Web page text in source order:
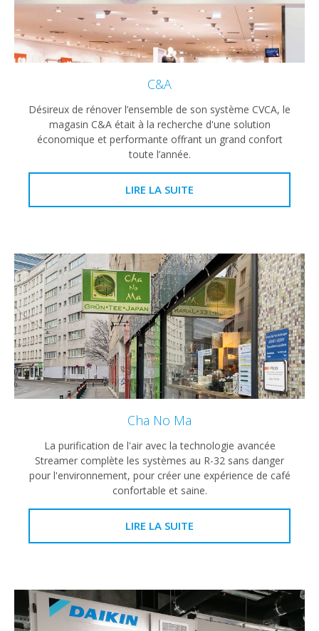
C&A
Désireux de rénover l’ensemble de son système CVCA, le
magasin C&A était à la recherche d'une solution
économique et performante offrant un grand confort
toute l’année.
LIRE LA SUITE
Cha No Ma
La purification de l'air avec la technologie avancée
Streamer complète les systèmes au R-32 sans danger
pour l'environnement, pour créer une expérience de café
confortable et saine.
LIRE LA SUITE